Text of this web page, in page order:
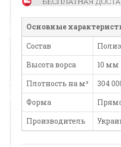
Основные
Состав
Высота ворса
10 мм
Плотность на м²
304
Форма
Производитель